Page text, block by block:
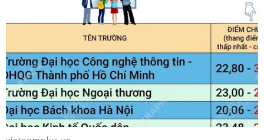
Cập nhật lịch thi đấu
bán kết ASEAN Cup 2026 của hai cặp
10/08/2026 03:08
Hà Nội bế mạc Festival Võ thuật Quốc
tế 2026, lan tỏa hào khí Thăng Long
09/08/2026 14:58